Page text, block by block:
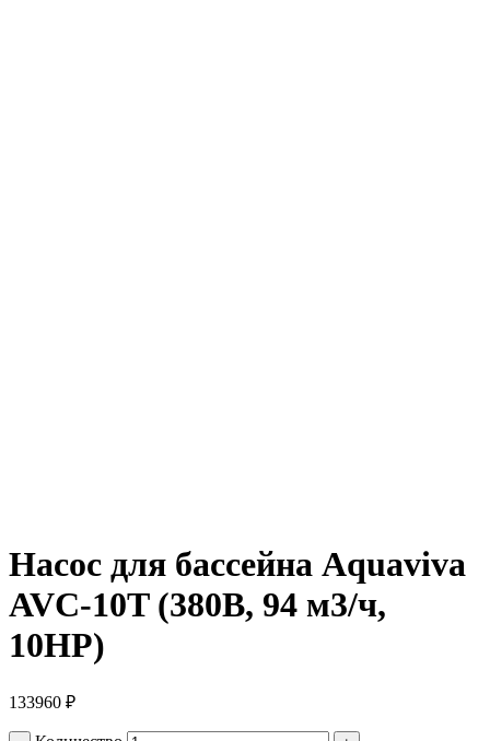
Насос для бассейна Aquaviva
AVC-10T (380В, 94 м3/ч,
10HP)
133960 ₽